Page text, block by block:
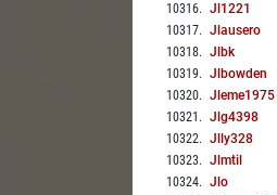
10316. Jl1221
10317. Jlausero
10318. Jlbk
10319. Jlbowden
10320. Jleme1975
10321 . Jlg4398
10322. Jlly328
10323. Jlmtil
10324. Jlo